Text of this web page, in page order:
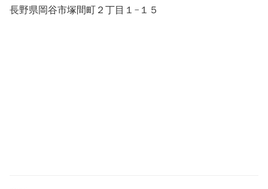
長野県岡谷市塚間町２丁目１−１５